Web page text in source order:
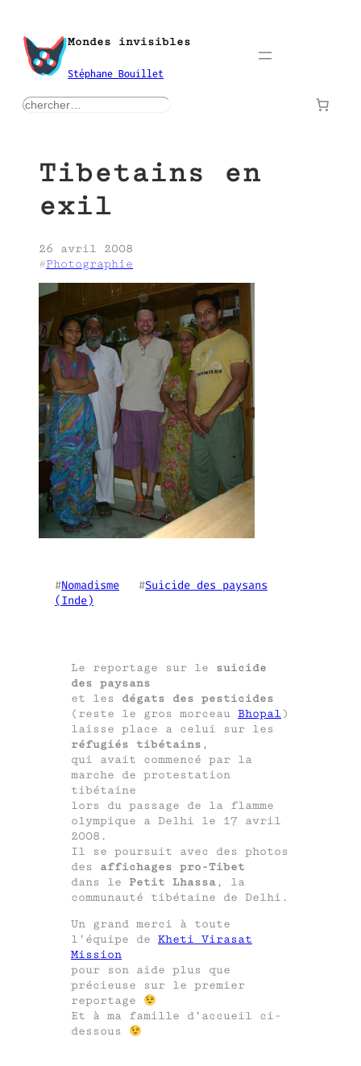
contenu
Mondes invisibles
Stéphane Bouillet
rechercher
Tibetains en
exil
26 avril 2008
#Photographie
#Nomadisme
   #
Suicide des paysans
(Inde)
Le reportage sur le suicide
des paysans
et les dégats des pesticides
(reste le gros morceau Bhopal )
laisse place a celui sur les
réfugiés tibétains ,
qui avait commencé par la
marche de protestation
tibétaine
lors du passage de la flamme
olympique a Delhi le 17 avril
2008.
Il se poursuit avec des photos
des affichages pro-Tibet
dans le Petit Lhassa, la
communauté tibétaine de Delhi.
Un grand merci à toute
l’équipe de Kheti Virasat
Mission
pour son aide plus que
précieuse sur le premier
reportage
Et à ma famille d’accueil ci-
dessous